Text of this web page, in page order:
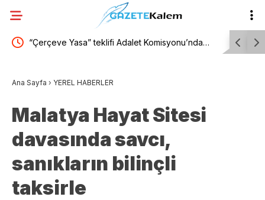
“Çerçeve Yasa” teklifi Adalet Komisyonu’nda… 10 yıl
Ana Sayfa › YEREL HABERLER
Malatya Hayat Sitesi
davasında savcı,
sanıkların bilinçli
taksirle